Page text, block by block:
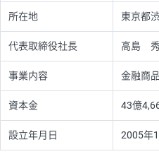
所在地 東京都
代表取締役社長 高島
事業内容 金融商
資本金 43億
設立年月日 2005年